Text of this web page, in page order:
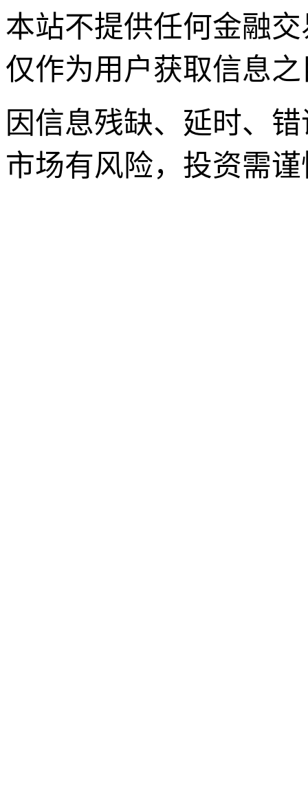
本站不提供任何金融
仅作为用户获取信息
因信息残缺、延时、
市场有风险，投资需